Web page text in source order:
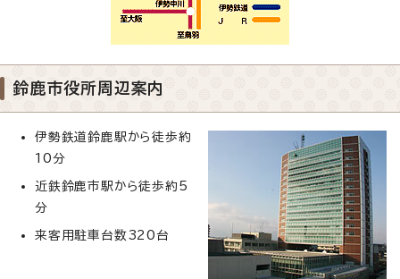
鈴鹿市役所周辺案内
伊勢鉄道鈴鹿駅から徒歩約
10分
近鉄鈴鹿市駅から徒歩約5
分
来客用駐車台数320台